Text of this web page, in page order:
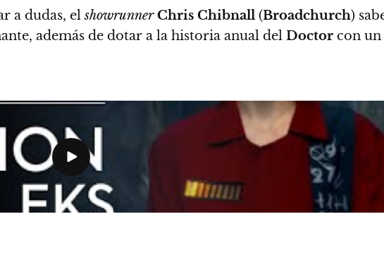
a dudas, elshowrunner Chris Chibnall (Broadchurch)
además de dotar a la historia anual del Doctor con